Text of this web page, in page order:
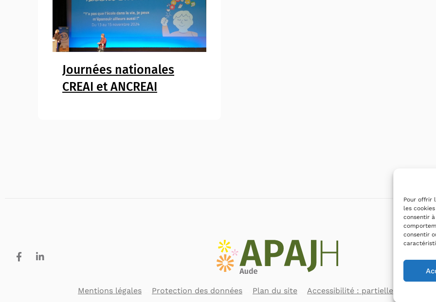
Pour offrir
les
consentir
consentir
Journées nationales
CREAI et ANCREAI
Mentions légales Protection des données Plan du site Accessibilité : partiellement